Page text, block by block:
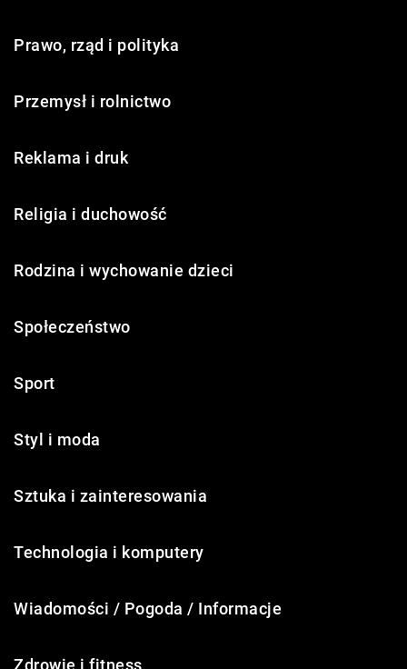
Prawo, rząd i polityka
Przemysł i rolnictwo
Reklama i druk
Religia i duchowość
Rodzina i wychowanie dzieci
Społeczeństwo
Sport
Styl i moda
Sztuka i zainteresowania
Technologia i komputery
Wiadomości / Pogoda / Informacje
Zdrowie i fitness